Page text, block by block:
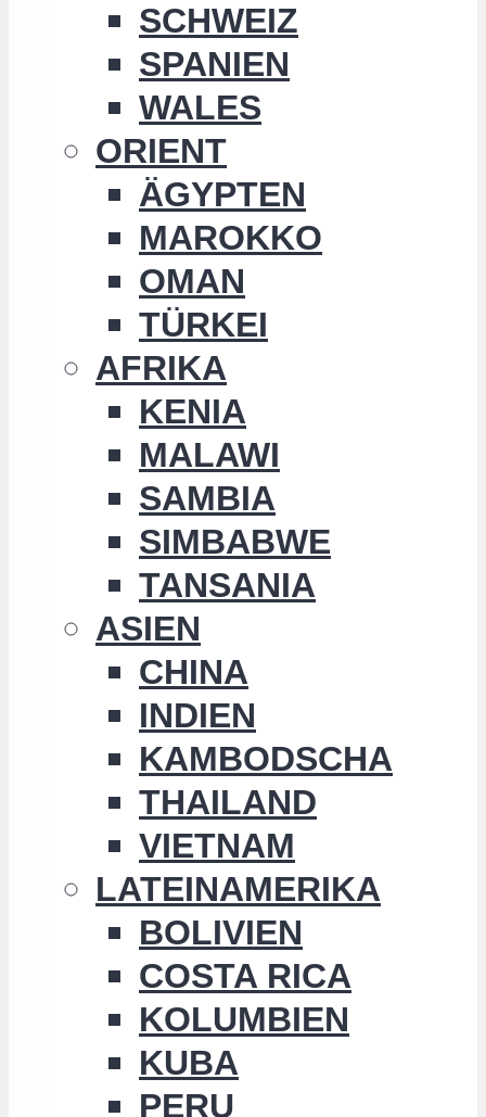
SCHWEIZ
SPANIEN
WALES
ORIENT
ÄGYPTEN
MAROKKO
OMAN
TÜRKEI
AFRIKA
KENIA
MALAWI
SAMBIA
SIMBABWE
TANSANIA
ASIEN
CHINA
INDIEN
KAMBODSCHA
THAILAND
VIETNAM
LATEINAMERIKA
BOLIVIEN
COSTA RICA
KOLUMBIEN
KUBA
PERU